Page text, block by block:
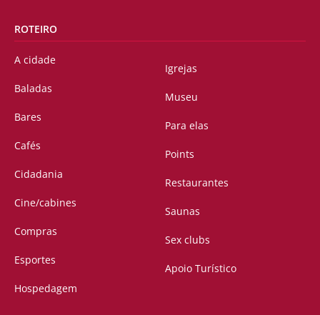
ROTEIRO
A cidade
Baladas
Bares
Cafés
Cidadania
Cine/cabines
Compras
Esportes
Hospedagem
Igrejas
Museu
Para elas
Points
Restaurantes
Saunas
Sex clubs
Apoio Turístico